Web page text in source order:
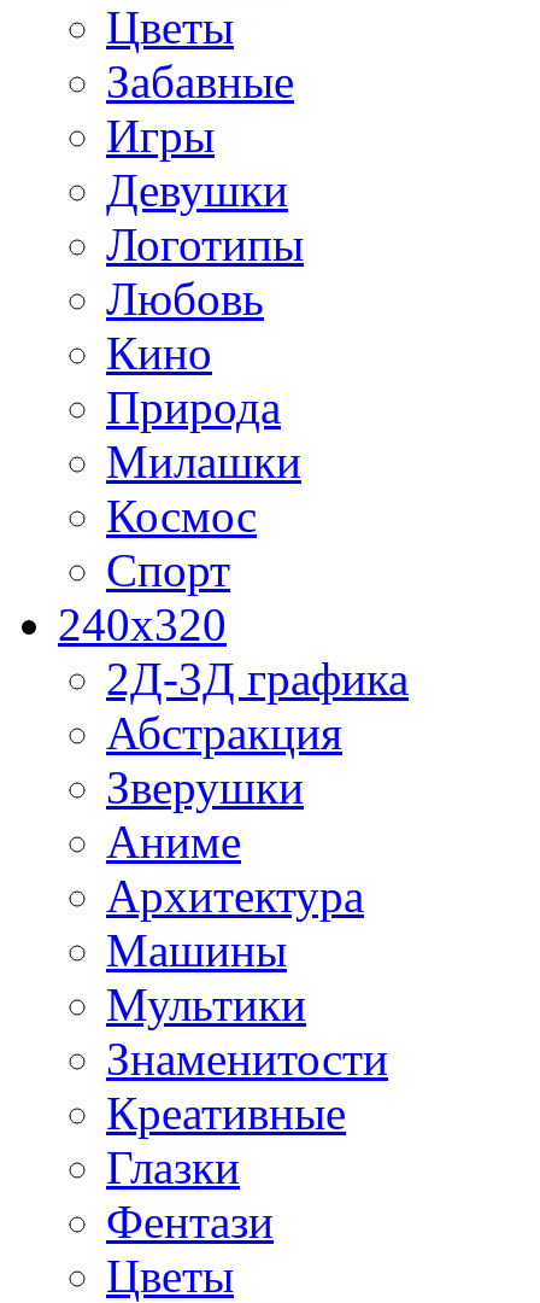
Цветы
Забавные
Игры
Девушки
Логотипы
Любовь
Кино
Природа
Милашки
Космос
Спорт
240x320
2Д-3Д графика
Абстракция
Зверушки
Аниме
Архитектура
Машины
Мультики
Знаменитости
Креативные
Глазки
Фентази
Цветы